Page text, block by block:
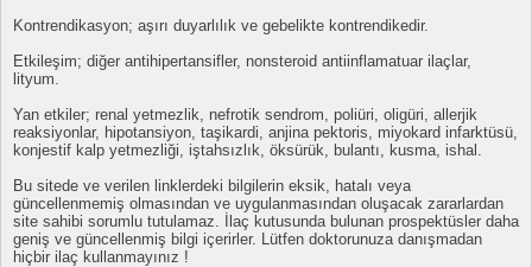
Kontrendikasyon; aşırı duyarlılık ve gebelikte kontrendikedir.
Etkileşim; diğer antihipertansifler, nonsteroid antiinflamatuar ilaçlar,
lityum.
Yan etkiler; renal yetmezlik, nefrotik sendrom, poliüri, oligüri, allerjik
reaksiyonlar, hipotansiyon, taşikardi, anjina pektoris, miyokard infarktüsü,
konjestif kalp yetmezliği, iştahsızlık, öksürük, bulantı, kusma, ishal.
Bu sitede ve verilen linklerdeki bilgilerin eksik, hatalı veya
güncellenmemiş olmasından ve uygulanmasından oluşacak zararlardan
site sahibi sorumlu tutulamaz. İlaç kutusunda bulunan prospektüsler daha
geniş ve güncellenmiş bilgi içerirler. Lütfen doktorunuza danışmadan
hiçbir ilaç kullanmayınız !